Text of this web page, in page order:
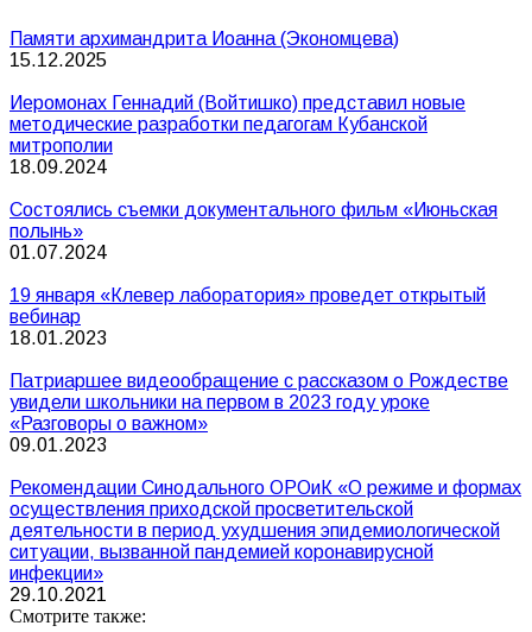
Памяти архимандрита Иоанна (Экономцева)
15.12.2025
Иеромонах Геннадий (Войтишко) представил новые
методические разработки педагогам Кубанской
митрополии
18.09.2024
Состоялись съемки документального фильм «Июньская
полынь»
01.07.2024
19 января «Клевер лаборатория» проведет открытый
вебинар
18.01.2023
Патриаршее видеообращение с рассказом о Рождестве
увидели школьники на первом в 2023 году уроке
«Разговоры о важном»
09.01.2023
Рекомендации Синодального ОРОиК «О режиме и формах
осуществления приходской просветительской
деятельности в период ухудшения эпидемиологической
ситуации, вызванной пандемией коронавирусной
инфекции»
29.10.2021
Смотрите также: